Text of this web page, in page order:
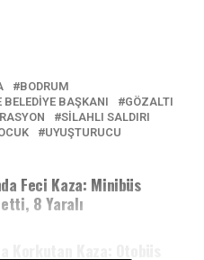
BODRUM
BELEDIYE BAŞKANI
GÖZALTI
SİLAHLI SALDIRI
UYUŞTURUCU
Feci Kaza: Minibüs
8 Yaralı